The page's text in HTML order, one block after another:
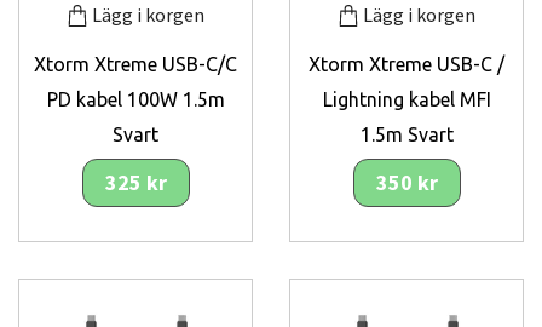
Lägg i korgen
Xtorm Xtreme USB-C/C
PD kabel 100W 1.5m
Svart
325 kr
Lägg i korgen
Xtorm Xtreme USB-C /
Lightning kabel MFI
1.5m Svart
350 kr